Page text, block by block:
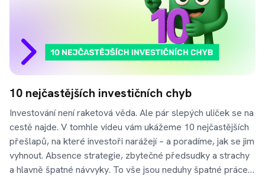
10 nejčastějších investičních chyb
Investování není raketová věda. Ale pár slepých uliček se na
cestě najde. V tomhle videu vám ukážeme 10 nejčastějších
přešlapů, na které investoři narážejí – a poradíme, jak se jim
vyhnout. Absence strategie, zbytečné předsudky a strachy
a hlavně špatné návvyky. To vše jsou neduhy špatné práce s